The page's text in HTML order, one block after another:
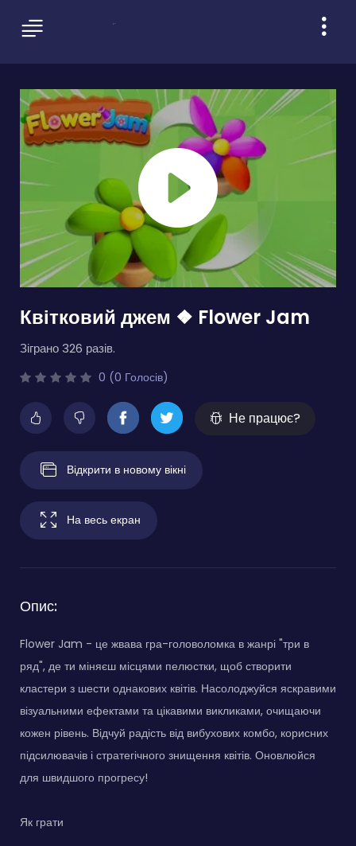
Квітковий джем ❖ Flower Jam
Зіграно 326 разів.
0 (0 Голосів)
Не працює?
Відкрити в новому вікні
На весь екран
Опис:
Flower Jam - це жвава гра-головоломка в жанрі "три в
ряд", де ти міняєш місцями пелюстки, щоб створити
кластери з шести однакових квітів. Насолоджуйся яскравими
візуальними ефектами та цікавими викликами, очищаючи
кожен рівень. Відчуй радість від вибухових комбо, корисних
підсилювачів і стратегічного знищення квітів. Оновлюйся
для швидшого прогресу!
Як грати